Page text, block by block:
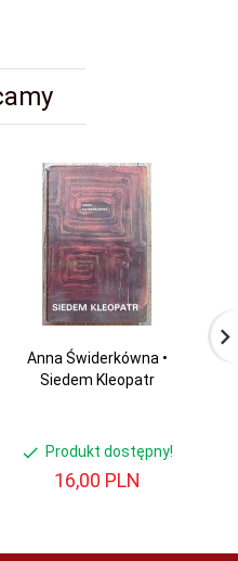
Anna Świderkówna •
Siedem Kleopatr
Produkt dostępny!
16,00 PLN